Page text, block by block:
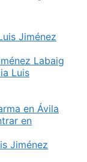
Jiménez
Labaig
Luis
en Ávila
en
Jiménez